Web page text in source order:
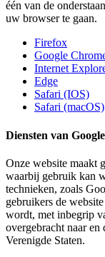
één van de
uw browser te gaan.
Firefox
Google
Internet
Edge
Safari (IOS)
Safari (macOS)
Diensten van Google
Onze website maakt
waarbij gebruik kan
technieken, zoals
gebruikers de
wordt, met inbegrip
overgebracht naar
Verenigde Staten.